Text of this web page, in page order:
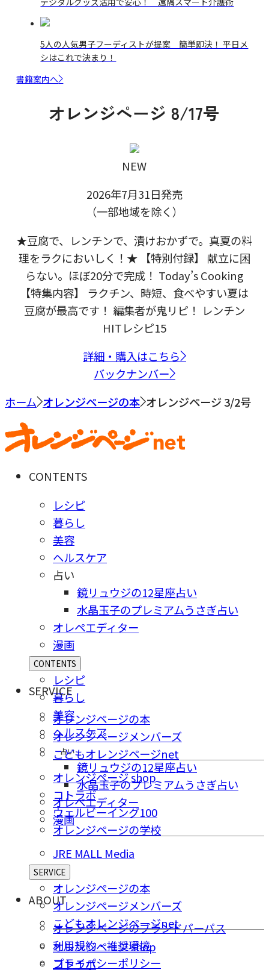
5人の人気男子フーディストが提案 簡単即決！ 平日メ
シはこれで決まり！
書籍案内へ
オレンジページ 8/17号
NEW
2026年7月31日発売
（一部地域を除く）
★豆腐で、レンチンで、漬けおかずで。真夏の料
理をラクにおいしく！★ 【特別付録】 献立に困
らない。ほぼ20分で完成！ Today’s Cooking
【特集内容】 ラクチン、時短、食べやすい夏は
豆腐が最高です！ 編集者が鬼リピ！ レンチン
HITレシピ15
詳細・購入はこちら
バックナンバー
ホーム オレンジページの本 オレンジページ 3/2号
CONTENTS
レシピ
暮らし
美容
ヘルスケア
占い
鏡リュウジの12星座占い
水晶玉子のプレミアムうさぎ占い
オレペエディター
漫画
CONTENTS
レシピ
暮らし
美容
ヘルスケア
占い
鏡リュウジの12星座占い
水晶玉子のプレミアムうさぎ占い
オレペエディター
漫画
SERVICE
オレンジページの本
オレンジページメンバーズ
こどもオレンジページnet
オレンジページ shop
コトラボ
ウェルビーイング100
オレンジページの学校
JRE MALL Media
SERVICE
オレンジページの本
オレンジページメンバーズ
こどもオレンジページnet
オレンジページ shop
コトラボ
ABOUT
オレンジページのブランドパーパス
利用規約・推奨環境
プライバシーポリシー